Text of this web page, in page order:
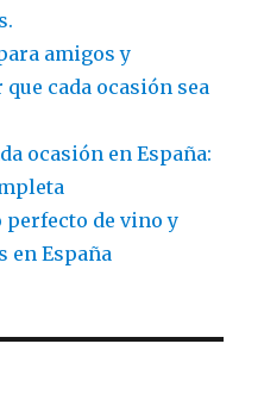
amigos y
cada ocasión sea
ocasión en España:
perfecto de vino y
en España